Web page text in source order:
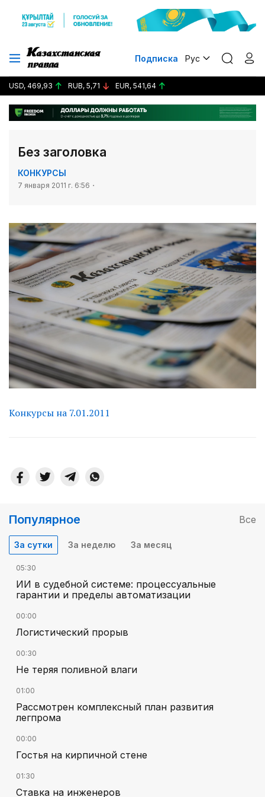
Подписка Рус
USD, 469,93 RUB, 5,71 EUR, 541,64
Без заголовка
КОНКУРСЫ
7 января 2011 г. 6:56
Конкурсы на 7.01.2011
Популярное Все
За сутки За неделю За месяц
05:30
ИИ в судебной системе: процессуальные
гарантии и пределы автоматизации
00:00
Логистический прорыв
00:30
Не теряя поливной влаги
01:00
Рассмотрен комплексный план развития
легпрома
00:00
Гостья на кирпичной стене
01:30
Ставка на инженеров